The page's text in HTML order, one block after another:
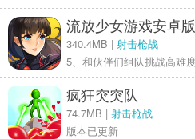
流放少女游戏安卓版
340.4MB | 射击枪战
疯狂突突队
74.7MB | 射击枪战
版本已更新